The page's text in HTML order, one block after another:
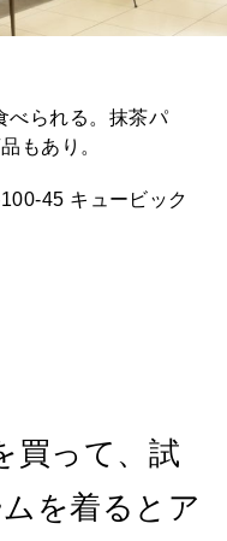
べられる。抹茶パ
もあり。
45 キュービック
買って、試
を着るとア